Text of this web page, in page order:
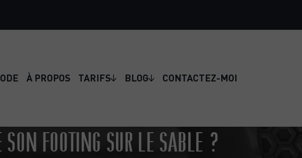
À PROPOS TARIFS BLOG CONTACTEZ-MOI
FOOTING SUR LE SABLE ?